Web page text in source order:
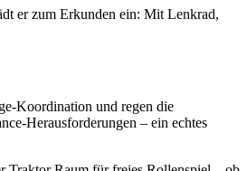
er zum Erkunden ein: Mit Lenkrad,
Koordination und regen die
Herausforderungen – ein echtes